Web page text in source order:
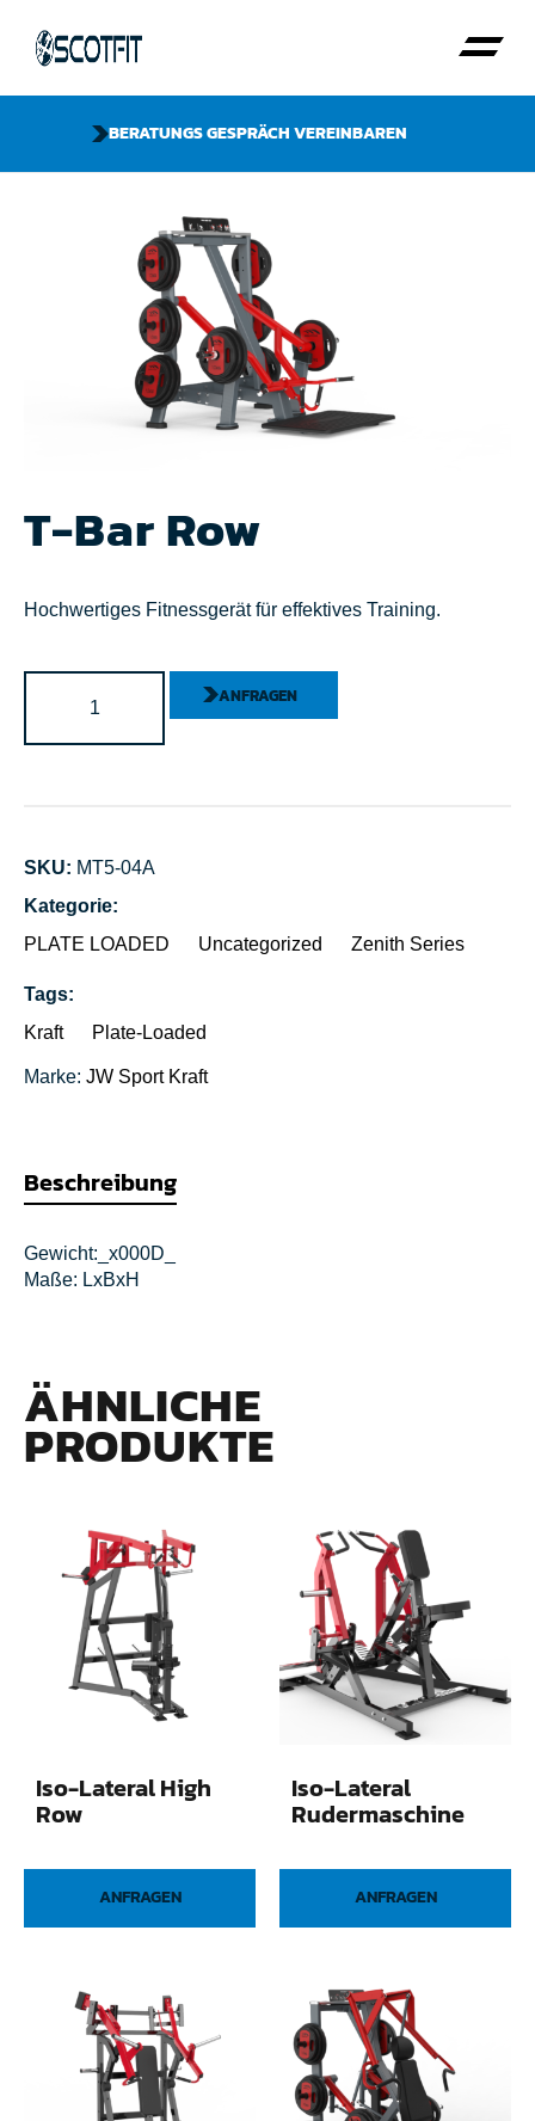
BERATUNGS GESPRÄCH VEREINBAREN
T-Bar Row
Hochwertiges Fitnessgerät für effektives Training.
ANFRAGEN
SKU: MT5-04A
Kategorie:
PLATE LOADED
Uncategorized Zenith Series
Tags:
Kraft
Plate-Loaded
Marke: JW Sport Kraft
Beschreibung
Gewicht:_x000D_
Maße: LxBxH
ÄHNLICHE
PRODUKTE
Iso-Lateral High
Row
ANFRAGEN
Iso-Lateral
Rudermaschine
ANFRAGEN